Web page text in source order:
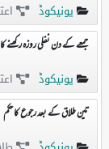
یونیکوڈ
جمعے کے دن نفلی روزہ رکھنے
یونیکوڈ
تین طلاق کے بعد رجوع کا حکم